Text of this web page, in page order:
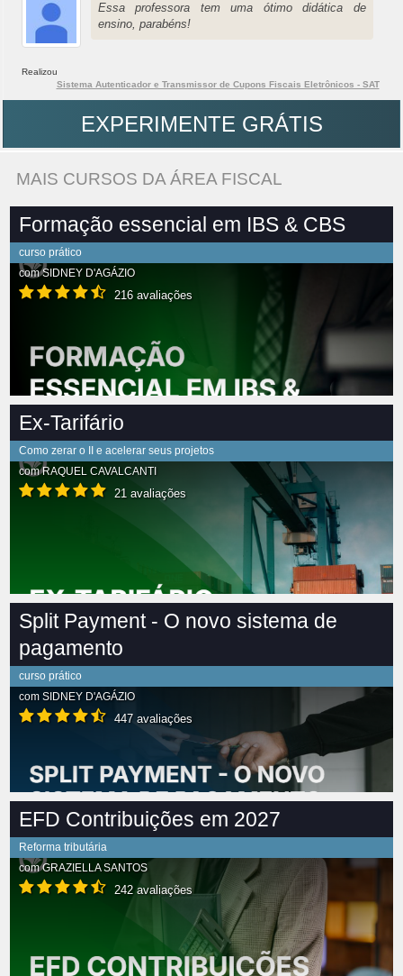
Essa professora tem uma ótimo didática de
ensino, parabéns!
Realizou
Sistema Autenticador e Transmissor de Cupons Fiscais Eletrônicos - SAT
EXPERIMENTE GRÁTIS
MAIS CURSOS DA ÁREA FISCAL
Formação essencial em IBS & CBS
curso prático
comSIDNEY D'AGÁZIO
216 avaliações
Ex-Tarifário
Como zerar o II e acelerar seus projetos
comRAQUEL CAVALCANTI
21 avaliações
Split Payment - O novo sistema de
pagamento
curso prático
com SIDNEY D'AGÁZIO
447 avaliações
EFD Contribuições em 2027
Reforma tributária
comGRAZIELLA SANTOS
242 avaliações